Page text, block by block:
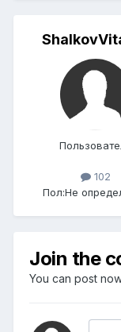
102
Пол:Не
Join the
You can post